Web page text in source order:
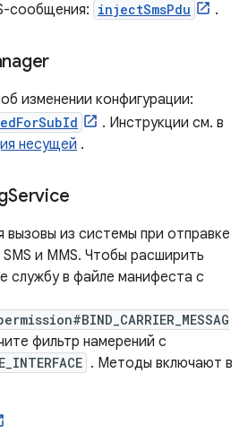
сообщения: injectSmsPdu .
изменении конфигурации:
. Инструкции см. в
несущей .
Service
вызовы из системы при отправке
и MMS. Чтобы расширить
службу в файле манифеста с
фильтр намерений с
. Методы включают в